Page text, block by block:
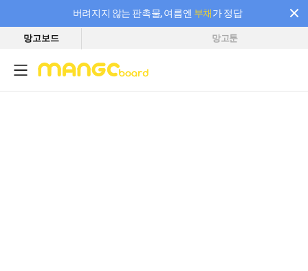
버려지지 않는 판촉물, 여름엔 부채가 정답
필요한 만큼 충전하고 끊김 없이 작업하세요! 새로워진 AI 부스터 요금제
망고보드 망고툰